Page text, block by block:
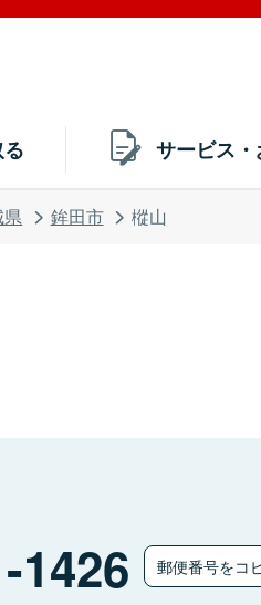
サービス・
県 鉾田市 樅山
1426 郵便番号をコ